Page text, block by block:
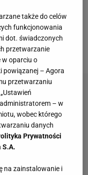
(0:0). Obaj po
przyszłoroczne
także do celów
funkcjonowania
dot. świadczonych
przetwarzanie
w oparciu o
powiązanej – Agora
przetwarzaniu
– w
wobec którego
danych
Prywatności
S.A.
na zainstalowanie i